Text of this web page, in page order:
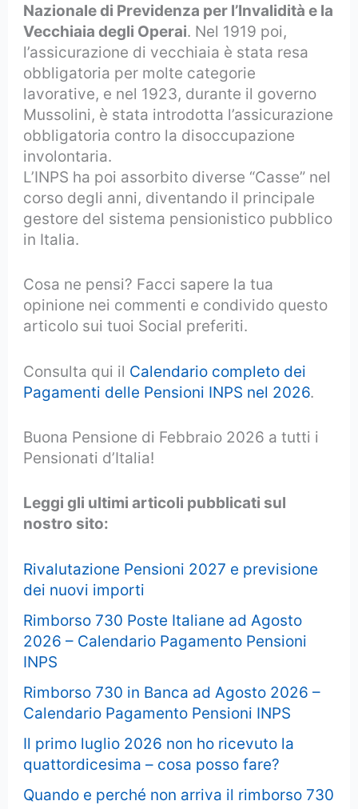
Nazionale di Previdenza per l’Invalidità e la
Vecchiaia degli Operai. Nel 1919 poi,
l’assicurazione di vecchiaia è stata resa
obbligatoria per molte categorie
lavorative, e nel 1923, durante il governo
Mussolini, è stata introdotta l’assicurazione
obbligatoria contro la disoccupazione
involontaria.
L’INPS ha poi assorbito diverse “Casse” nel
corso degli anni, diventando il principale
gestore del sistema pensionistico pubblico
in Italia.
Cosa ne pensi? Facci sapere la tua
opinione nei commenti e condivido questo
articolo sui tuoi Social preferiti.
Consulta qui il Calendario completo dei
Pagamenti delle Pensioni INPS nel 2026.
Buona Pensione di Febbraio 2026 a tutti i
Pensionati d’Italia!
Leggi gli ultimi articoli pubblicati sul
nostro sito:
Rivalutazione Pensioni 2027 e previsione
dei nuovi importi
Rimborso 730 Poste Italiane ad Agosto
2026 – Calendario Pagamento Pensioni
INPS
Rimborso 730 in Banca ad Agosto 2026 –
Calendario Pagamento Pensioni INPS
Il primo luglio 2026 non ho ricevuto la
quattordicesima – cosa posso fare?
Quando e perché non arriva il rimborso 730